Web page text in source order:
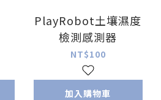
PlayRobot土壤濕度
檢測感測器
NT$100
加入購物車